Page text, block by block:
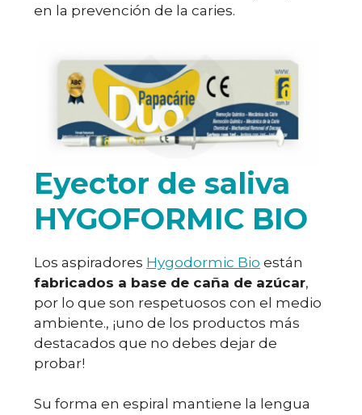
en la prevención de la caries.
Eyector de saliva
HYGOFORMIC BIO
Los aspiradores Hygodormic Bio están
fabricados a base de caña de azúcar,
por lo que son respetuosos con el medio
ambiente., ¡uno de los productos más
destacados que no debes dejar de
probar!
Su forma en espiral mantiene la lengua